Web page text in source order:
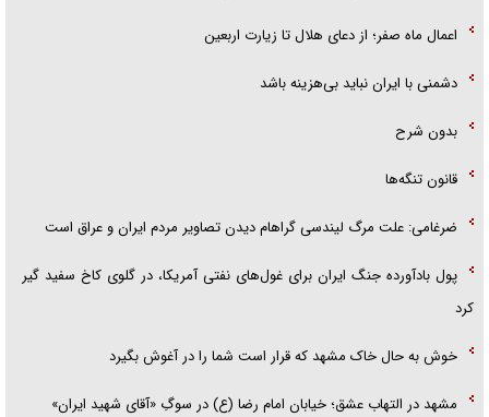
اعمال ماه صفر؛ از دعای هلال تا زیارت اربعین
دشمنی با ایران نباید بی‌هزینه باشد
بدون شرح
قانون تنگه‌ها
ضرغامی: علت مرگ لیندسی گراهام دیدن تصاویر مردم ایران و عراق است
پول بادآورده جنگ ایران برای غول‌های نفتی آمریکا، در گلوی کاخ سفید گیر
کرد
خوش به حال خاک مشهد که قرار است شما را در آغوش بگیرد
مشهد در التهاب عشق؛ خیابان امام رضا (ع) در سوگِ «آقای شهید ایران»